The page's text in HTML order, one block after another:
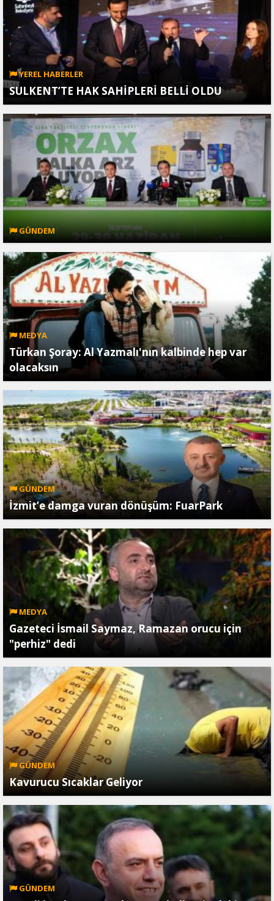
YEREL HABERLER
SULKENT’TE HAK SAHİPLERİ BELLİ OLDU
GÜNDEM
MEDYA
Türkan Şoray: Al Yazmalı'nın kalbinde hep var
olacaksın
GÜNDEM
İzmit’e damga vuran dönüşüm: FuarPark
MEDYA
Gazeteci İsmail Saymaz, Ramazan orucu için
"perhiz" dedi
GÜNDEM
Kavurucu Sıcaklar Geliyor
GÜNDEM